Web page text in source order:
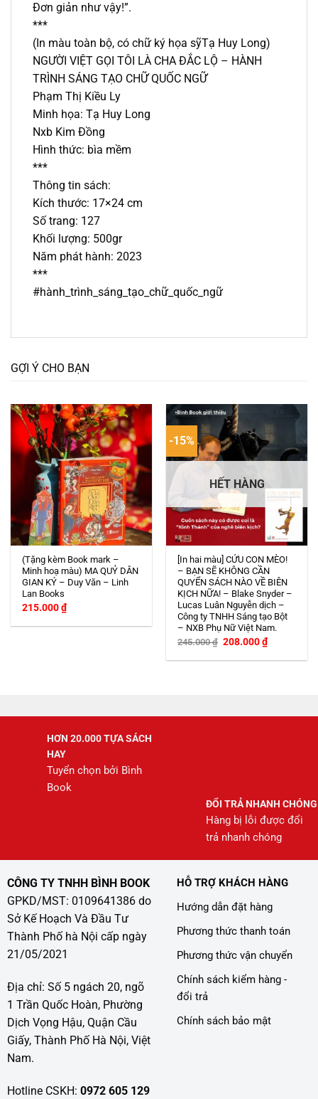
Đơn giản như vậy!”.
***
(In màu toàn bộ, có chữ ký họa sỹTạ Huy Long)
NGƯỜI VIỆT GỌI TÔI LÀ CHA ĐẮC LỘ – HÀNH
TRÌNH SÁNG TẠO CHỮ QUỐC NGỮ
Phạm Thị Kiều Ly
Minh họa: Tạ Huy Long
Nxb Kim Đồng
Hình thức: bìa mềm
***
Thông tin sách:
Kích thước: 17×24 cm
Số trang: 127
Khối lượng: 500gr
Năm phát hành: 2023
***
#hành_trình_sáng_tạo_chữ_quốc_ngữ
GỢI Ý CHO BẠN
(Tặng kèm Book mark –
Minh hoạ màu) MA QUỶ DÂN
GIAN KÝ – Duy Văn – Linh
Lan Books
215.000₫
-15%
HẾT HÀNG
[In hai màu] CỨU CON MÈO!
– BẠN SẼ KHÔNG CẦN
QUYỂN SÁCH NÀO VỀ BIÊN
KỊCH NỮA! – Blake Snyder –
Lucas Luân Nguyễn dịch –
Công ty TNHH Sáng tạo Bột
– NXB Phụ Nữ Việt Nam.
245.000₫ Giá
là:
208.000₫Giá
hiện
tại
HƠN 20.000 TỰA SÁCH
HAY
Tuyển chọn bởi Bình
Book
ĐỔI TRẢ NHANH CHÓNG
Hàng bị lỗi được đổi
trả nhanh chóng
CÔNG TY TNHH BÌNH BOOK
GPKD/MST: 0109641386 do
Sở Kế Hoạch Và Đầu Tư
Thành Phố hà Nội cấp ngày
21/05/2021
Địa chỉ: Số 5 ngách 20, ngõ
1 Trần Quốc Hoàn, Phường
Dịch Vọng Hậu, Quận Cầu
Giấy, Thành Phố Hà Nội, Việt
Nam.
Hotline CSKH: 0972 605 129
HỖ TRỢ KHÁCH HÀNG
Hướng dẫn đặt hàng
Phương thức thanh toán
Phương thức vận chuyển
Chính sách kiểm hàng -
đổi trả
Chính sách bảo mật